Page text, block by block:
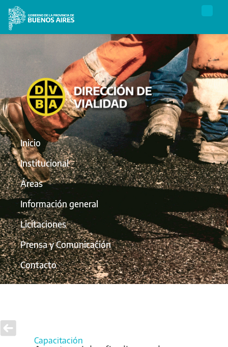
Inicio
Institucional
Áreas
Información general
Licitaciones
Prensa y Comunicación
Contacto
Capacitación